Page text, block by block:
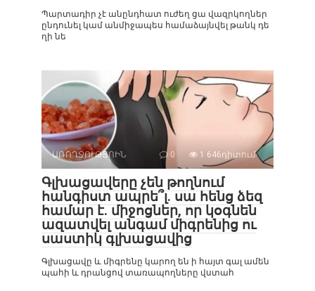
Պարտադիր չէ անընդհատ ուժեղ ցա վազրկողներ
ընդունել կամ անմիջապես համաձայնվել թանկ դե
ղի նե
ԱՌՈՂՋՈՒԹՅՈԻՆ 0 1 646դիտում
Գլխացավերը չեն թողնում
հանգիստ ապրե՞լ. սա հենց ձեզ
համար է. միջոցներ, որ կօգնեն
ազատվել անգամ միգրենից ու
սաստիկ գլխացավից
Գլխացավը և միգրենը կարող են ի հայտ գալ ամեն
պահի և դրանցով տառապողները վստահ